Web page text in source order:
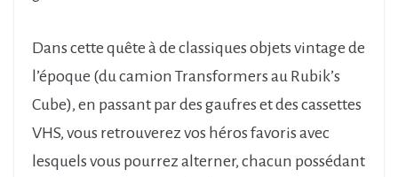
Dans cette quête à de classiques objets vintage de
l’époque (du camion Transformers au Rubik’s
Cube), en passant par des gaufres et des cassettes
VHS, vous retrouverez vos héros favoris avec
lesquels vous pourrez alterner, chacun possédant